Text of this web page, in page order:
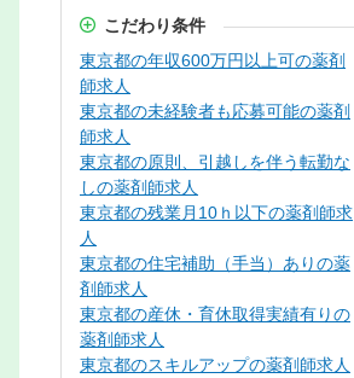
こだわり条件
東京都の年収600万円以上可の薬剤
師求人
東京都の未経験者も応募可能の薬剤
師求人
東京都の原則、引越しを伴う転勤な
しの薬剤師求人
東京都の残業月10ｈ以下の薬剤師求
人
東京都の住宅補助（手当）ありの薬
剤師求人
東京都の産休・育休取得実績有りの
薬剤師求人
東京都のスキルアップの薬剤師求人